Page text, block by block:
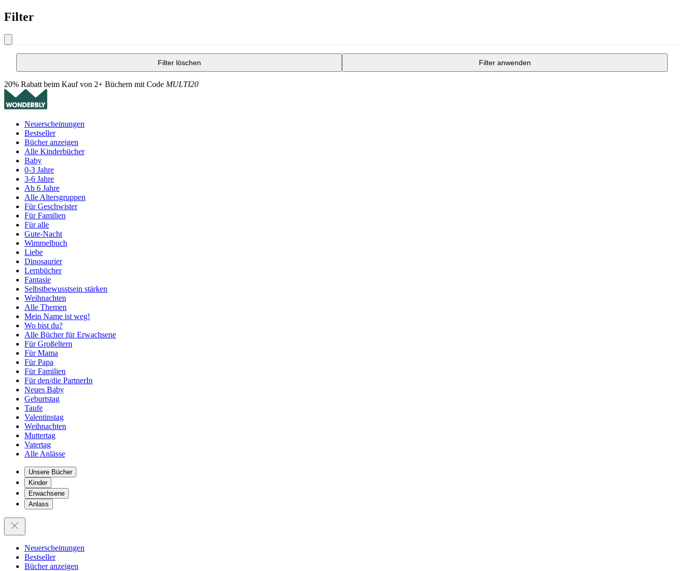
Filter
Filter löschen Filter anwenden
20% Rabatt beim Kauf von 2+ Büchern mit Code MULTI20
Neuerscheinungen
Bestseller
Bücher anzeigen
Alle Kinderbücher
Baby
0-3 Jahre
3-6 Jahre
Ab 6 Jahre
Alle Altersgruppen
Für Geschwister
Für Familien
Für alle
Gute-Nacht
Wimmelbuch
Liebe
Dinosaurier
Lernbücher
Fantasie
Selbstbewusstsein stärken
Weihnachten
Alle Themen
Mein Name ist weg!
Wo bist du?
Alle Bücher für Erwachsene
Für Großeltern
Für Mama
Für Papa
Für Familien
Für den/die PartnerIn
Neues Baby
Geburtstag
Taufe
Valentinstag
Weihnachten
Muttertag
Vatertag
Alle Anlässe
Unsere Bücher
Kinder
Erwachsene
Anlass
Neuerscheinungen
Bestseller
Bücher anzeigen